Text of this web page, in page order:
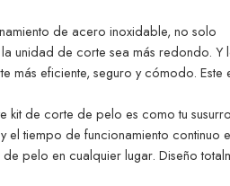
de acero inoxidable, no solo
unidad de corte sea más redondo. Y
más eficiente, seguro y cómodo. Este
kit de corte de pelo es como tu
el tiempo de funcionamiento continuo
pelo en cualquier lugar. Diseño